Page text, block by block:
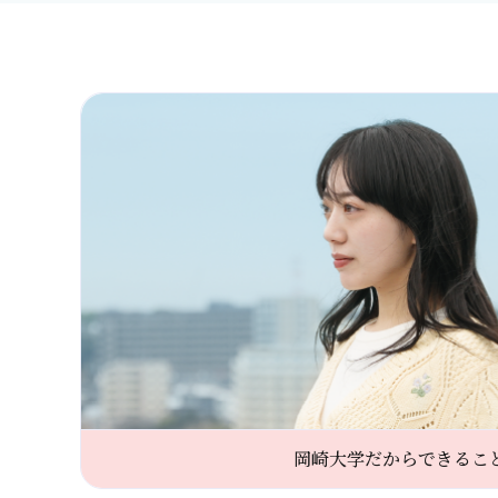
岡崎大学だからできるこ